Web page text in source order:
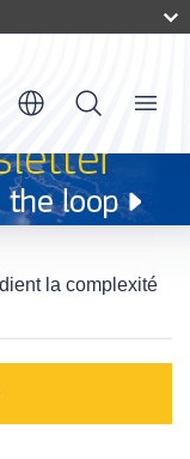
Menu
la complexité